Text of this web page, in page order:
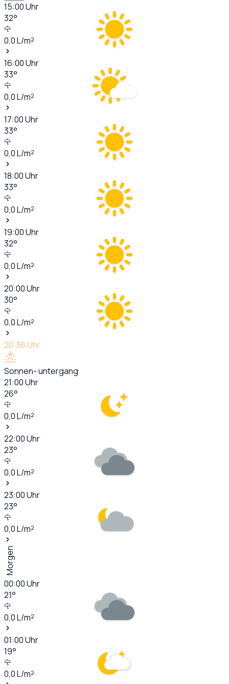
15:00Uhr
32°
0,0L/m²
16:00Uhr
33°
0,0L/m²
17:00Uhr
33°
0,0L/m²
18:00Uhr
33°
0,0L/m²
19:00Uhr
32°
0,0L/m²
20:00Uhr
30°
0,0L/m²
20:36Uhr
Sonnen- untergang
21:00Uhr
26°
0,0L/m²
22:00Uhr
23°
0,0L/m²
23:00Uhr
23°
0,0L/m²
Morgen
00:00Uhr
21°
0,0L/m²
01:00Uhr
19°
0,0L/m²